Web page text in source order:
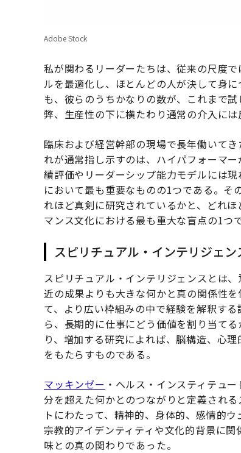
Adobe Stock
私が関わるリーダーたちは、従来の尺度
ルを最適化し、ほとんどの人が決して身
も、彼らのうちかなりの数が、これまで
弊、生産性の下に横たわり通常の介入には
臨床および経営幹部の現場で長年働いて
れが通常指し示すのは、ハイパフォーマ
績評価やリーダーシップ能力モデルには
において最も重要なものの1つである。
れほど真剣に研究されているかと、どれ
マンス文化における最も重大な盲点の1つ
スピリチュアル・インテリジェ
スピリチュアル・インテリジェンスとは
近の成果よりも大きな何かと真の関係性
て、より広い枠組みの中で経験を解釈す
ら、長期的に仕事にどう価値を割り当て
り、増加する研究によれば、脳構造、心
をもたらすものである。
マッキンゼー ・ヘルス・インスティテュ
分を超えた何かとのつながりと定義され
トにわたって、精神的、身体的、感情的
宗教的アイデンティティや文化的背景に
味との真の関わりであった。